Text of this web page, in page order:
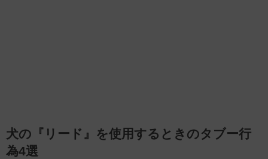
犬の『リード』を使用するときのタブー行
為4選